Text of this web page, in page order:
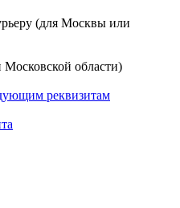
(для Москвы или
области)
реквизитам